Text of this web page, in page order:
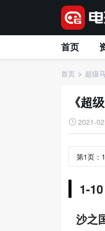
首页
首页 超级
《超
2021-
第1页：
1-10
沙之